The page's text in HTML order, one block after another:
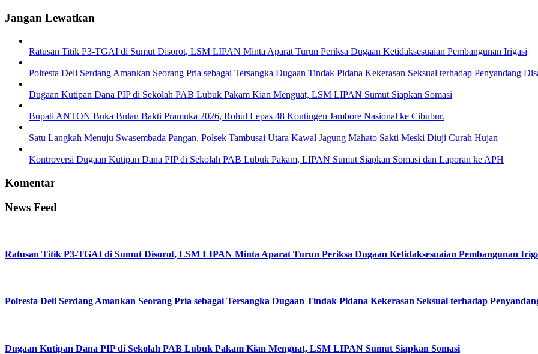
Jangan Lewatkan
Ratusan Titik P3-TGAI di Sumut Disorot, LSM LIPAN Minta Aparat Turun Periksa Dugaan Ketidaksesuaian Pembangunan Irigasi
Polresta Deli Serdang Amankan Seorang Pria sebagai Tersangka Dugaan Tindak Pidana Kekerasan Seksual terhadap Penyandang
Dugaan Kutipan Dana PIP di Sekolah PAB Lubuk Pakam Kian Menguat, LSM LIPAN Sumut Siapkan Somasi
Bupati ANTON Buka Bulan Bakti Pramuka 2026, Rohul Lepas 48 Kontingen Jambore Nasional ke Cibubur.
Satu Langkah Menuju Swasembada Pangan, Polsek Tambusai Utara Kawal Jagung Mahato Sakti Meski Diuji Curah Hujan
Kontroversi Dugaan Kutipan Dana PIP di Sekolah PAB Lubuk Pakam, LIPAN Sumut Siapkan Somasi dan Laporan ke APH
Komentar
News Feed
Ratusan Titik P3-TGAI di Sumut Disorot, LSM LIPAN Minta Aparat Turun Periksa Dugaan Ketidaksesuaian Pembangunan
Polresta Deli Serdang Amankan Seorang Pria sebagai Tersangka Dugaan Tindak Pidana Kekerasan Seksual terhadap
Dugaan Kutipan Dana PIP di Sekolah PAB Lubuk Pakam Kian Menguat, LSM LIPAN Sumut Siapkan Somasi